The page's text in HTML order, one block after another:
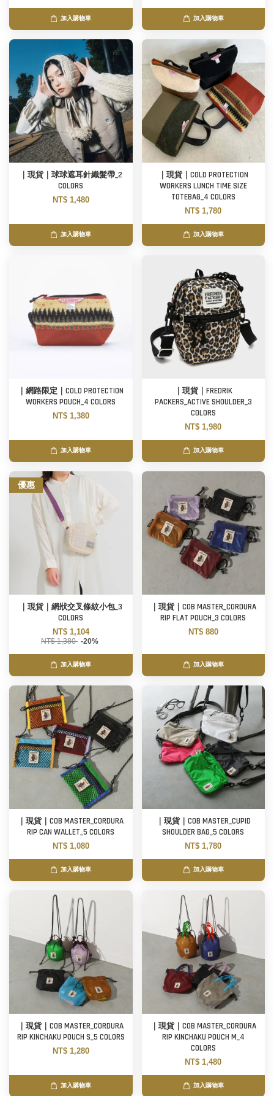
加入購物車 加入購物車
｜現貨｜球球遮耳針織髮帶_2
COLORS
NT$ 1,480
加入購物車
｜現貨｜COLD PROTECTION
WORKERS LUNCH TIME SIZE
TOTEBAG_4 COLORS
NT$ 1,780
加入購物車
｜網路限定｜COLD PROTECTION
WORKERS POUCH_4 COLORS
NT$ 1,380
加入購物車
｜現貨｜FREDRIK
PACKERS_ACTIVE SHOULDER_3
COLORS
NT$ 1,980
加入購物車
優惠
｜現貨｜網狀交叉條紋小包_3
COLORS
NT$ 1,104
NT$ 1,380 -20%
加入購物車
｜現貨｜COB MASTER_CORDURA
RIP FLAT POUCH_3 COLORS
NT$ 880
加入購物車
｜現貨｜COB MASTER_CORDURA
RIP CAN WALLET_5 COLORS
NT$ 1,080
加入購物車
｜現貨｜COB MASTER_CUPID
SHOULDER BAG_5 COLORS
NT$ 1,780
加入購物車
｜現貨｜COB MASTER_CORDURA
RIP KINCHAKU POUCH S_5 COLORS
NT$ 1,280
加入購物車
｜現貨｜COB MASTER_CORDURA
RIP KINCHAKU POUCH M_4
COLORS
NT$ 1,480
加入購物車